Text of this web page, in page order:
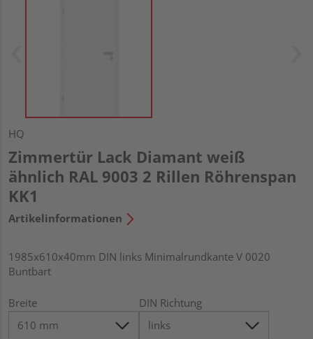
HQ
Zimmertür Lack Diamant weiß
ähnlich RAL 9003 2 Rillen Röhrenspan
KK1
Artikelinformationen
1985x610x40mm DIN links Minimalrundkante V 0020
Buntbart
Breite DIN Richtung